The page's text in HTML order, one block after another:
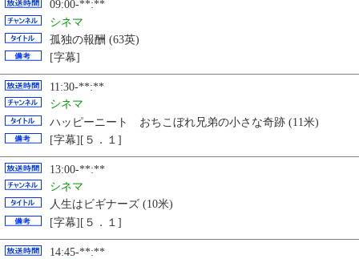
09:00-**:**
シネマ
孤独の報酬 (63英)
[字幕]
11:30-**:**
シネマ
ハッピーニート おちこぼれ兄弟の小さな奇跡 (11米)
[字幕][５．１]
13:00-**:**
シネマ
人生はビギナーズ (10米)
[字幕][５．１]
14:45-**:**